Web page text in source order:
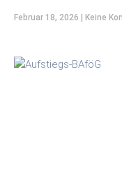
Februar 18, 2026 Keine